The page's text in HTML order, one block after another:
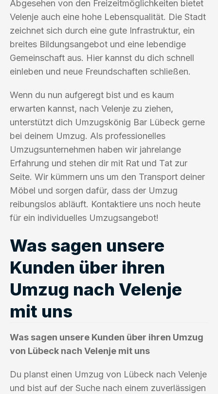
Abgesehen von den Freizeitmöglichkeiten bietet
Velenje auch eine hohe Lebensqualität. Die Stadt
zeichnet sich durch eine gute Infrastruktur, ein
breites Bildungsangebot und eine lebendige
Gemeinschaft aus. Hier kannst du dich schnell
einleben und neue Freundschaften schließen.
Wenn du nun aufgeregt bist und es kaum
erwarten kannst, nach Velenje zu ziehen,
unterstützt dich Umzugskönig Bar Lübeck gerne
bei deinem Umzug. Als professionelles
Umzugsunternehmen haben wir jahrelange
Erfahrung und stehen dir mit Rat und Tat zur
Seite. Wir kümmern uns um den Transport deiner
Möbel und sorgen dafür, dass der Umzug
reibungslos abläuft. Kontaktiere uns noch heute
für ein individuelles Umzugsangebot!
Was sagen unsere
Kunden über ihren
Umzug nach Velenje
mit uns
Was sagen unsere Kunden über ihren Umzug
von Lübeck nach Velenje mit uns
Du planst einen Umzug von Lübeck nach Velenje
und bist auf der Suche nach einem zuverlässigen